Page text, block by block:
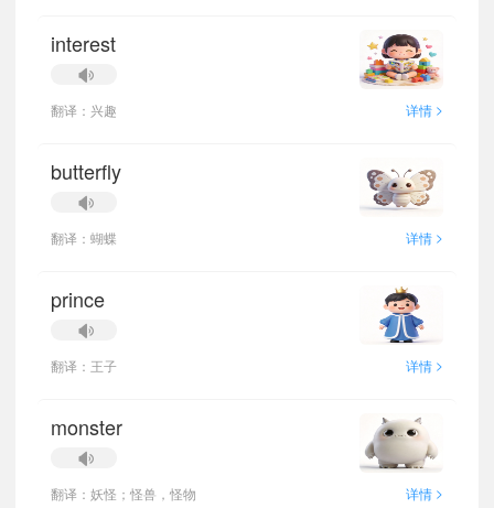
interest
翻译：兴趣 详情 >
butterfly
翻译：蝴蝶 详情 >
prince
翻译：王子 详情 >
monster
翻译：妖怪；怪兽，怪物 详情 >